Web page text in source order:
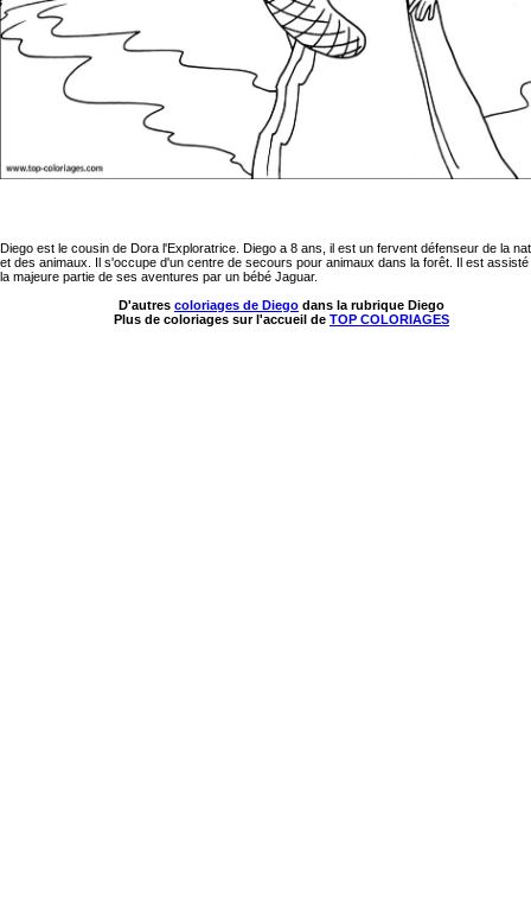
Diego est le cousin de Dora l'Exploratrice. Diego a 8 ans, il est un fervent défenseur de la
et des animaux. Il s'occupe d'un centre de secours pour animaux dans la forêt. Il est
la majeure partie de ses aventures par un bébé Jaguar.
D'autres coloriages de Diego dans la rubrique Diego
Plus de coloriages sur l'accueil de TOP COLORIAGES